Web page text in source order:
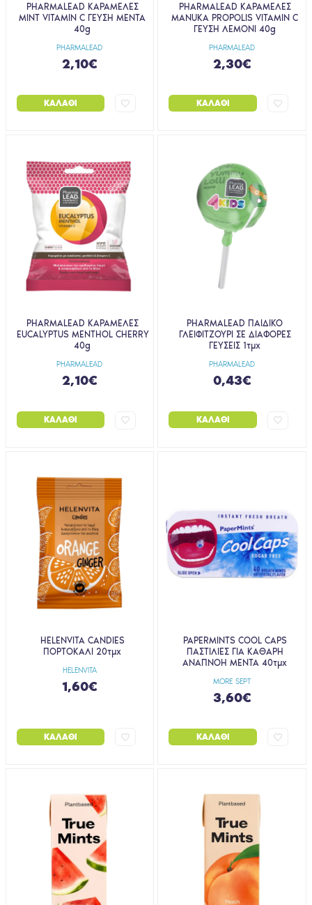
PHARMALEAD
PHARMALEAD ΚΑΡΑΜΕΛΕΣ
MINT VITAMIN C ΓΕΥΣΗ ΜΕΝΤΑ
40g
2,10€
ΚΑΛΆΘΙ
PHARMALEAD
PHARMALEAD ΚΑΡΑΜΕΛΕΣ
MANUKA PROPOLIS VITAMIN C
ΓΕΥΣΗ ΛΕΜΟΝΙ 40g
2,30€
ΚΑΛΆΘΙ
PHARMALEAD
PHARMALEAD ΚΑΡΑΜΕΛΕΣ
EUCALYPTUS MENTHOL CHERRY
40g
2,10€
ΚΑΛΆΘΙ
PHARMALEAD
PHARMALEAD ΠΑΙΔΙΚΟ
ΓΛΕΙΦΙΤΖΟΥΡΙ ΣΕ ΔΙΑΦΟΡΕΣ
ΓΕΥΣΕΙΣ 1τμχ
0,43€
ΚΑΛΆΘΙ
HELENVITA
HELENVITA CANDIES
ΠΟΡΤΟΚΑΛΙ 20τμχ
1,60€
ΚΑΛΆΘΙ
MORE SEPT
PAPERMINTS COOL CAPS
ΠΑΣΤΙΛΙΕΣ ΓΙΑ ΚΑΘΑΡΗ
ΑΝΑΠΝΟΗ ΜΕΝΤΑ 40τμχ
3,60€
ΚΑΛΆΘΙ